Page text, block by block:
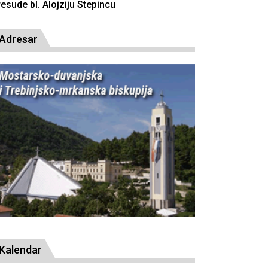
bl. Alojziju Stepincu